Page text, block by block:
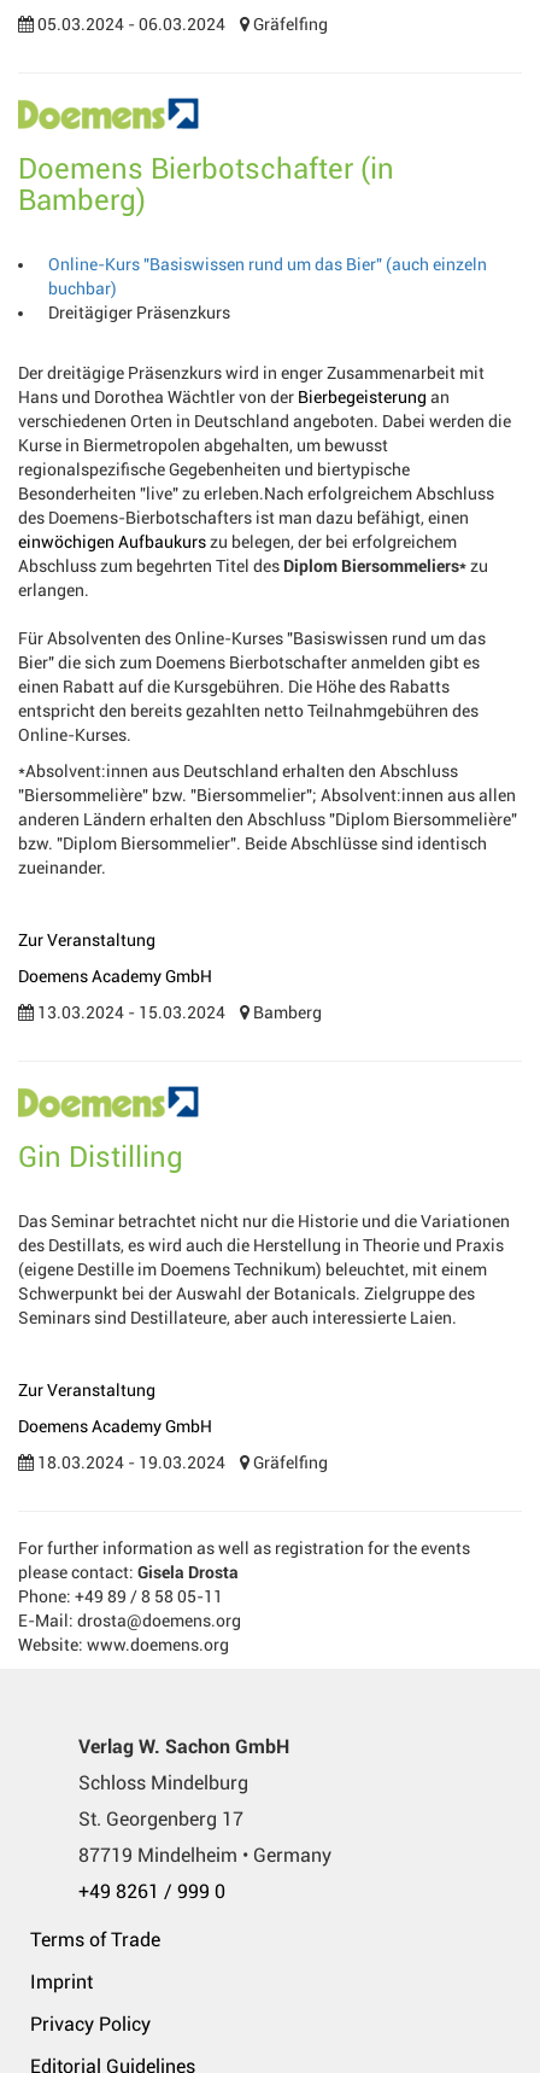
05.03.2024 - 06.03.2024
Gräfelfing
Doemens Bierbotschafter (in
Bamberg)
Online-Kurs "Basiswissen rund um das Bier" (auch einzeln
buchbar)
Dreitägiger Präsenzkurs
Der dreitägige Präsenzkurs wird in enger Zusammenarbeit mit
Hans und Dorothea Wächtler von der Bierbegeisterung an
verschiedenen Orten in Deutschland angeboten. Dabei werden die
Kurse in Biermetropolen abgehalten, um bewusst
regionalspezifische Gegebenheiten und biertypische
Besonderheiten "live" zu erleben.Nach erfolgreichem Abschluss
des Doemens-Bierbotschafters ist man dazu befähigt, einen
einwöchigen Aufbaukurszu belegen, der bei erfolgreichem
Abschluss zum begehrten Titel des Diplom Biersommeliers*zu
erlangen.
Für Absolventen des Online-Kurses "Basiswissen rund um das
Bier" die sich zum Doemens Bierbotschafter anmelden gibt es
einen Rabatt auf die Kursgebühren. Die Höhe des Rabatts
entspricht den bereits gezahlten netto Teilnahmgebühren des
Online-Kurses.
*Absolvent:innen aus Deutschland erhalten den Abschluss
"Biersommelière" bzw. "Biersommelier"; Absolvent:innen aus allen
anderen Ländern erhalten den Abschluss "Diplom Biersommelière"
bzw. "Diplom Biersommelier". Beide Abschlüsse sind identisch
zueinander.
Zur Veranstaltung
Doemens Academy GmbH
13.03.2024 - 15.03.2024
Bamberg
Gin Distilling
Das Seminar betrachtet nicht nur die Historie und die Variationen
des Destillats, es wird auch die Herstellung in Theorie und Praxis
(eigene Destille im Doemens Technikum) beleuchtet, mit einem
Schwerpunkt bei der Auswahl der Botanicals. Zielgruppe des
Seminars sind Destillateure, aber auch interessierte Laien.
Zur Veranstaltung
Doemens Academy GmbH
18.03.2024 - 19.03.2024
Gräfelfing
For further information as well as registration for the events
please contact: Gisela Drosta
Phone: +49 89 / 8 58 05-11
E-Mail: drosta@doemens.org
Website: www.doemens.org
Verlag W. Sachon GmbH
Schloss Mindelburg
St. Georgenberg 17
87719 Mindelheim • Germany
+49 8261 / 999 0
Terms of Trade
Imprint
Privacy Policy
Editorial Guidelines